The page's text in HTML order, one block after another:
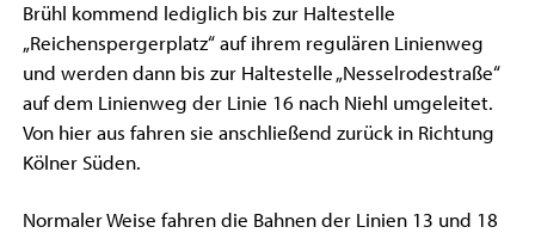
Brühl kommend lediglich bis zur Haltestelle
„Reichenspergerplatz“ auf ihrem regulären Linienweg
und werden dann bis zur Haltestelle „Nesselrodestraße“
auf dem Linienweg der Linie 16 nach Niehl umgeleitet.
Von hier aus fahren sie anschließend zurück in Richtung
Kölner Süden.
Normaler Weise fahren die Bahnen der Linien 13 und 18